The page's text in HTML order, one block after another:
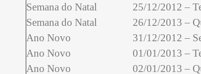
Semana do Natal
25/12/2012 –
Semana do Natal
26/12/2013 –
Ano Novo
31/12/2012 –
Ano Novo
01/01/2013 –
Ano Novo
02/01/2013 –